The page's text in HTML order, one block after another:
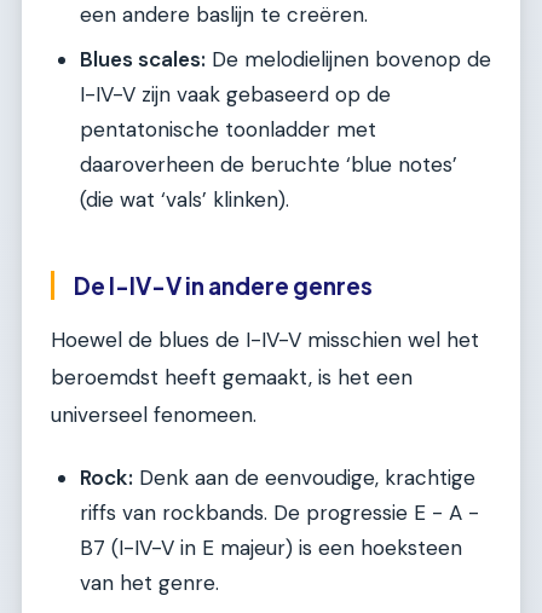
een andere baslijn te creëren.
Blues scales: De melodielijnen bovenop de
I-IV-V zijn vaak gebaseerd op de
pentatonische toonladder met
daaroverheen de beruchte ‘blue notes’
(die wat ‘vals’ klinken).
De I-IV-V in andere genres
Hoewel de blues de I-IV-V misschien wel het
beroemdst heeft gemaakt, is het een
universeel fenomeen.
Rock: Denk aan de eenvoudige, krachtige
riffs van rockbands. De progressie E - A -
B7 (I-IV-V in E majeur) is een hoeksteen
van het genre.